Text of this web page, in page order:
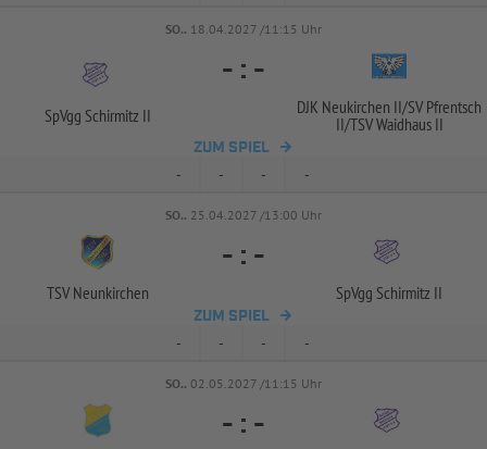
SO.. 18.04.2027 /11:15 Uhr
SpVgg Schirmitz II
- : -
DJK Neukirchen II/SV Pfrentsch
II/TSV Waidhaus II
ZUM SPIEL
- - - -
SO.. 25.04.2027 /13:00 Uhr
TSV Neunkirchen
- : -
SpVgg Schirmitz II
ZUM SPIEL
- - - -
SO.. 02.05.2027 /11:15 Uhr
- : -